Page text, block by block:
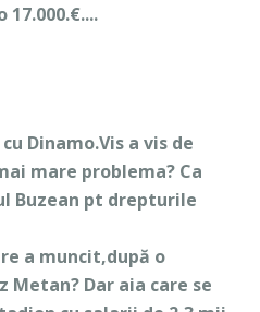
Dinamo.Vis a vis de
mare problema? Ca
Buzean pt drepturile
a muncit,după o
Metan? Dar aia care se